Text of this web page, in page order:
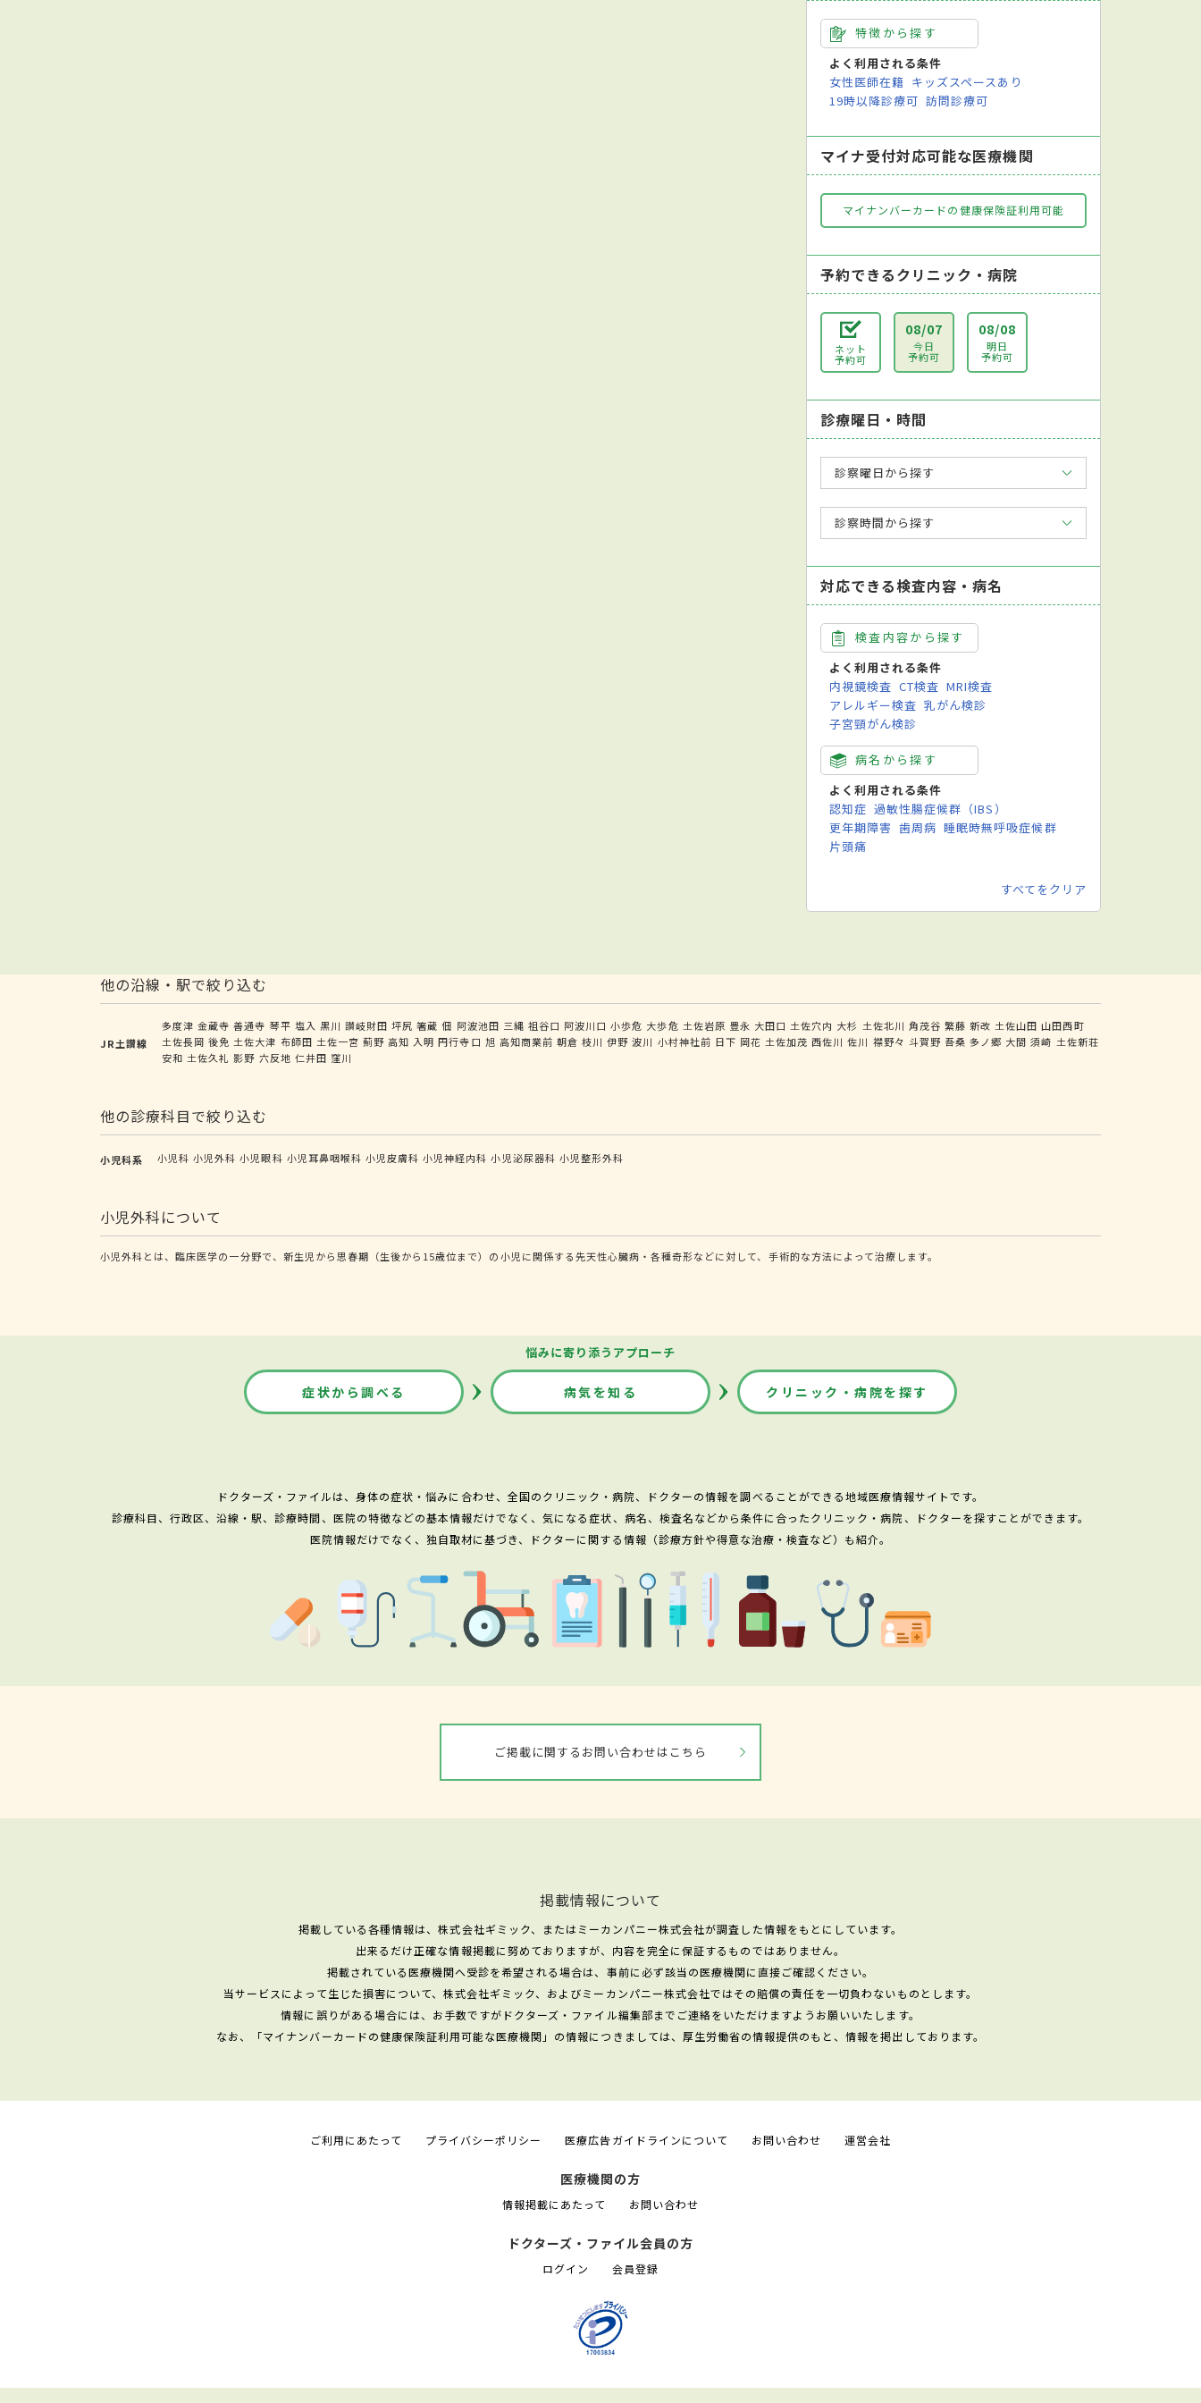
特徴から探す
よく利用される条件
女性医師在籍 キッズスペースあり
19時以降診療可 訪問診療可
マイナ受付対応可能な医療機関
マイナンバーカードの健康保険証利用可能
予約できるクリニック・病院
ネット
予約可
08/07
今日
予約可
08/08
明日
予約可
診療曜日・時間
診察曜日から探す
診察時間から探す
対応できる検査内容・病名
検査内容から探す
よく利用される条件
内視鏡検査 CT検査 MRI検査
アレルギー検査 乳がん検診
子宮頸がん検診
病名から探す
よく利用される条件
認知症 過敏性腸症候群（IBS）
更年期障害 歯周病 睡眠時無呼吸症候群
片頭痛
すべてをクリア
他の沿線・駅で絞り込む
JR土讃線
多度津 金蔵寺 善通寺 琴平 塩入 黒川 讃岐財田 坪尻 箸蔵 佃 阿波池田 三縄 祖谷口 阿波川口 小歩危 大歩危 土佐岩原 豊永 大田口 土佐穴内 大杉 土佐北川 角茂谷 繁藤 新改 土佐山田 山田西町
土佐長岡 後免 土佐大津 布師田 土佐一宮 薊野 高知 入明 円行寺口 旭 高知商業前 朝倉 枝川 伊野 波川 小村神社前 日下 岡花 土佐加茂 西佐川 佐川 襟野々 斗賀野 吾桑 多ノ郷 大間 須崎 土佐新荘
安和 土佐久礼 影野 六反地 仁井田 窪川
他の診療科目で絞り込む
小児科系 小児科 小児外科 小児眼科 小児耳鼻咽喉科 小児皮膚科 小児神経内科 小児泌尿器科 小児整形外科
小児外科について
小児外科とは、臨床医学の一分野で、新生児から思春期（生後から15歳位まで）の小児に関係する先天性心臓病・各種奇形などに対して、手術的な方法によって治療します。
悩みに寄り添うアプローチ
症状から調べる 病気を知る クリニック・病院を探す
ドクターズ・ファイルは、身体の症状・悩みに合わせ、全国のクリニック・病院、ドクターの情報を調べることができる地域医療情報サイトです。
診療科目、行政区、沿線・駅、診療時間、医院の特徴などの基本情報だけでなく、気になる症状、病名、検査名などから条件に合ったクリニック・病院、ドクターを探すことができます。
医院情報だけでなく、独自取材に基づき、ドクターに関する情報（診療方針や得意な治療・検査など）も紹介。
ご掲載に関するお問い合わせはこちら
掲載情報について
掲載している各種情報は、株式会社ギミック、またはミーカンパニー株式会社が調査した情報をもとにしています。
出来るだけ正確な情報掲載に努めておりますが、内容を完全に保証するものではありません。
掲載されている医療機関へ受診を希望される場合は、事前に必ず該当の医療機関に直接ご確認ください。
当サービスによって生じた損害について、株式会社ギミック、およびミーカンパニー株式会社ではその賠償の責任を一切負わないものとします。
情報に誤りがある場合には、お手数ですがドクターズ・ファイル編集部までご連絡をいただけますようお願いいたします。
なお、「マイナンバーカードの健康保険証利用可能な医療機関」の情報につきましては、厚生労働省の情報提供のもと、情報を掲出しております。
ご利用にあたって プライバシーポリシー 医療広告ガイドラインについて お問い合わせ 運営会社
医療機関の方
情報掲載にあたって お問い合わせ
ドクターズ・ファイル会員の方
ログイン 会員登録